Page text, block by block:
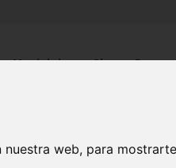
web, para
Municipios Cine